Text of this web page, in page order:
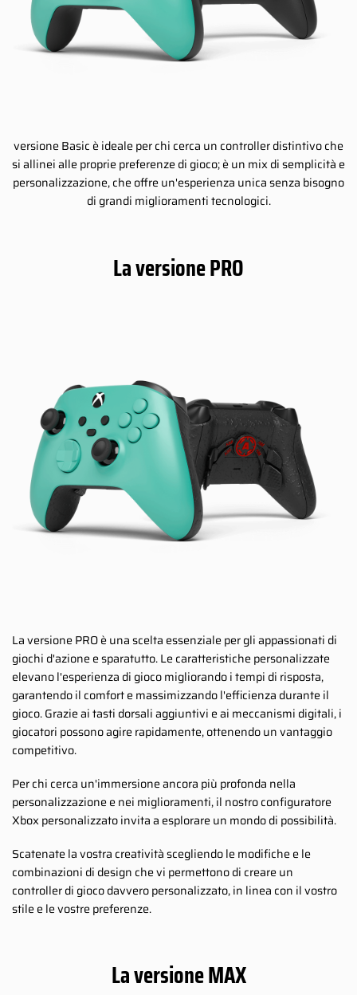
versione Basic è ideale per chi cerca un controller distintivo che
si allinei alle proprie preferenze di gioco; è un mix di semplicità e
personalizzazione, che offre un'esperienza unica senza bisogno
di grandi miglioramenti tecnologici.
La versione PRO
La versione PRO è una scelta essenziale per gli appassionati di
giochi d'azione e sparatutto. Le caratteristiche personalizzate
elevano l'esperienza di gioco migliorando i tempi di risposta,
garantendo il comfort e massimizzando l'efficienza durante il
gioco. Grazie ai tasti dorsali aggiuntivi e ai meccanismi digitali, i
giocatori possono agire rapidamente, ottenendo un vantaggio
competitivo.
Per chi cerca un'immersione ancora più profonda nella
personalizzazione e nei miglioramenti, il nostro configuratore
Xbox personalizzato invita a esplorare un mondo di possibilità.
Scatenate la vostra creatività scegliendo le modifiche e le
combinazioni di design che vi permettono di creare un
controller di gioco davvero personalizzato, in linea con il vostro
stile e le vostre preferenze.
La versione MAX